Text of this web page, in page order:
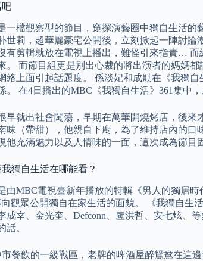
吧
一檔觀察型的節目，窺探演藝圈中獨自生活
世莉，超華麗豪宅公開後，立刻掀起一陣討
有剪輯就放在電視上播出，難怪引來指責…
。 而節目組更是別出心裁的將出演者的媽媽
絡上面引起話題度。 孫淡妃和成勛在《我獨
。 在4日播出的MBC《我獨自生活》361集中
早就出社會闖蕩，早期在萬華開燒烤店，後
味（帶甜），他親自下廚，為了維持店內的
他充滿魅力以及人情味的一面，這次成為節目
獨自生活在哪能看？
由MBC電視臺新年播放的特輯《男人的獨居
觀眾公開獨自在家生活的面貌。 《我獨自
成宰、金光奎、Defconn、盧洪哲、安七炫、
話。
市餐飲的一級戰區，老牌的啤酒屋醉鴛鴦在這